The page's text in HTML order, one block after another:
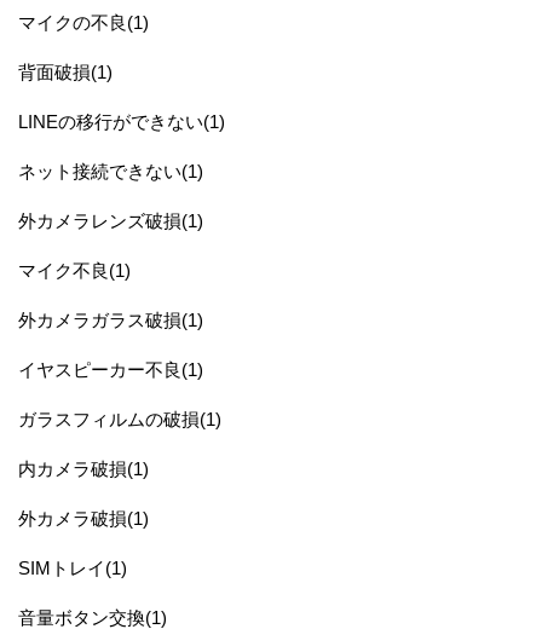
マイクの不良(1)
背面破損(1)
LINEの移行ができない(1)
ネット接続できない(1)
外カメラレンズ破損(1)
マイク不良(1)
外カメラガラス破損(1)
イヤスピーカー不良(1)
ガラスフィルムの破損(1)
内カメラ破損(1)
外カメラ破損(1)
SIMトレイ(1)
音量ボタン交換(1)